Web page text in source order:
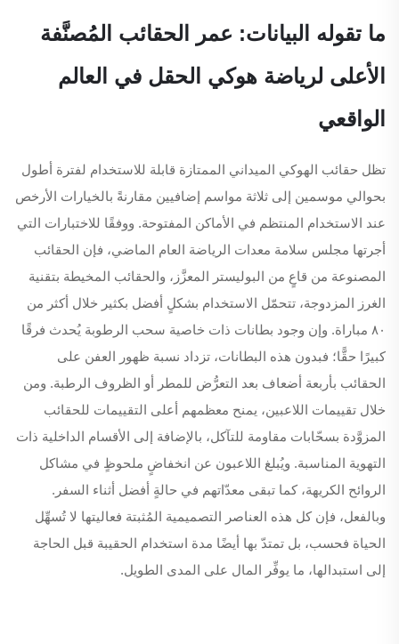
ما تقوله البيانات: عمر الحقائب المُصنَّفة
الأعلى لرياضة هوكي الحقل في العالم
الواقعي
تظل حقائب الهوكي الميداني الممتازة قابلة للاستخدام لفترة أطول
بحوالي موسمين إلى ثلاثة مواسم إضافيين مقارنةً بالخيارات الأرخص
عند الاستخدام المنتظم في الأماكن المفتوحة. ووفقًا للاختبارات التي
أجرتها مجلس سلامة معدات الرياضة العام الماضي، فإن الحقائب
المصنوعة من قاعٍ من البوليستر المعزَّز، والحقائب المخيطة بتقنية
الغرز المزدوجة، تتحمّل الاستخدام بشكلٍ أفضل بكثير خلال أكثر من
٨٠ مباراة. وإن وجود بطانات ذات خاصية سحب الرطوبة يُحدث فرقًا
كبيرًا حقًّا؛ فبدون هذه البطانات، تزداد نسبة ظهور العفن على
الحقائب بأربعة أضعاف بعد التعرُّض للمطر أو الظروف الرطبة. ومن
خلال تقييمات اللاعبين، يمنح معظمهم أعلى التقييمات للحقائب
المزوَّدة بسحّابات مقاومة للتآكل، بالإضافة إلى الأقسام الداخلية ذات
التهوية المناسبة. ويُبلغ اللاعبون عن انخفاضٍ ملحوظٍ في مشاكل
الروائح الكريهة، كما تبقى معدّاتهم في حالةٍ أفضل أثناء السفر.
وبالفعل، فإن كل هذه العناصر التصميمية المُثبتة فعاليتها لا تُسهِّل
الحياة فحسب، بل تمتدّ بها أيضًا مدة استخدام الحقيبة قبل الحاجة
إلى استبدالها، ما يوفِّر المال على المدى الطويل.